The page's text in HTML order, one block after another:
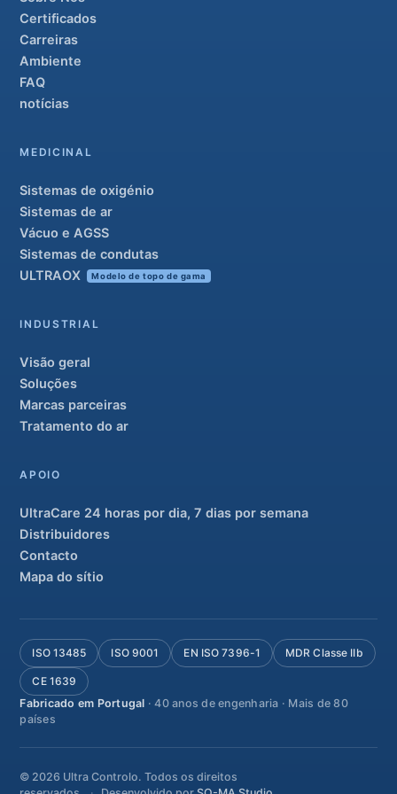
Certificados
Carreiras
Ambiente
FAQ
notícias
MEDICINAL
Sistemas de oxigénio
Sistemas de ar
Vácuo e AGSS
Sistemas de condutas
ULTRAOX
Modelo de topo de gama
INDUSTRIAL
Visão geral
Soluções
Marcas parceiras
Tratamento do ar
APOIO
UltraCare 24 horas por dia, 7 dias por semana
Distribuidores
Contacto
Mapa do sítio
ISO 13485 ISO 9001 EN ISO 7396-1 MDR Classe IIb
CE 1639
Fabricado em Portugal · 40 anos de engenharia · Mais de 80
países
© 2026 Ultra Controlo. Todos os direitos